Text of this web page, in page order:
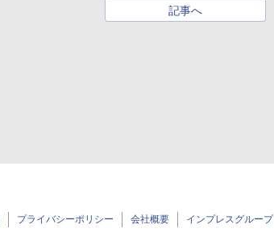
記事へ
プライバシーポリシー 会社概要 インプレスグループ